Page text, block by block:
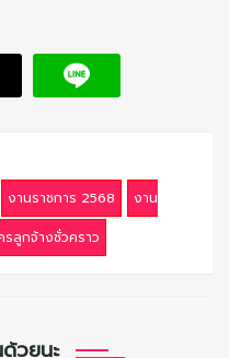
งานราชการ 2568
งาน
ลูกจ้างชั่วคราว
วยนะ